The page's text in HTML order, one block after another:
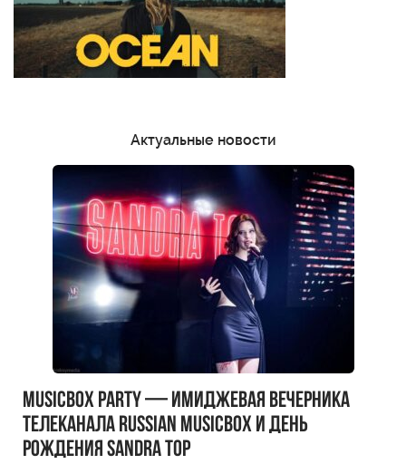
Актуальные новости
MUSICBOX PARTY — имиджевая вечерника
телеканала RUSSIAN MUSICBOX и день
рождения Sandra Top